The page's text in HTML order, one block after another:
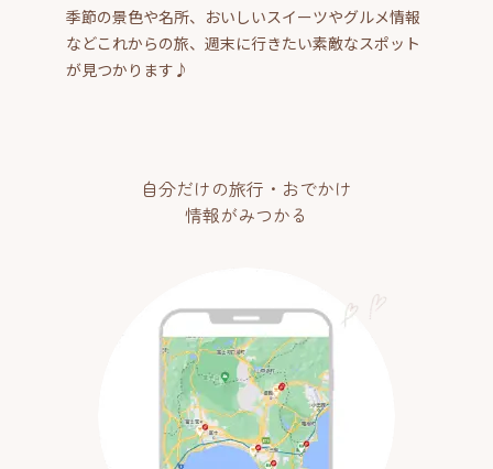
季節の景色や名所、おいしいスイーツやグルメ情報
などこれからの旅、週末に行きたい素敵なスポット
が見つかります♪
自分だけの旅行・おでかけ
情報がみつかる